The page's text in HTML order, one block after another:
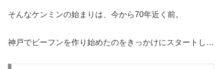
そんなケンミンの始まりは、今から70年近く前。
神戸でビーフンを作り始めたのをきっかけにスタートし…